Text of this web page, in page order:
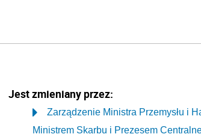
Jest zmieniany przez:
Zarządzenie Ministra Przemysłu i
Ministrem Skarbu i Prezesem